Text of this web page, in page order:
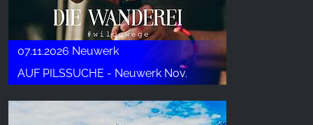
07.11.2026 Neuwerk
AUF PILSSUCHE - Neuwerk Nov.